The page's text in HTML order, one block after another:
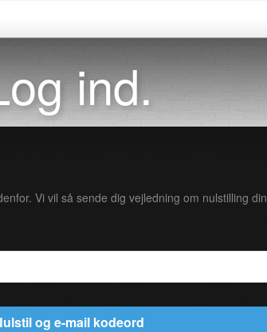
ind.
Vi vil så sende dig vejledning om nulstilling din
og e-mail kodeord